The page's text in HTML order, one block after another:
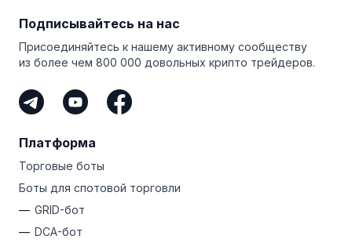
Подписывайтесь на нас
Присоединяйтесь к нашему активному сообществу
из более чем 800 000 довольных крипто трейдеров.
Платформа
Торговые боты
Боты для спотовой торговли
GRID-бот
DCA-бот